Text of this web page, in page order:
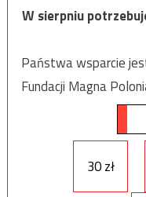
W sierpniu
Państwa wsparcie
Fundacji Magna
30 zł